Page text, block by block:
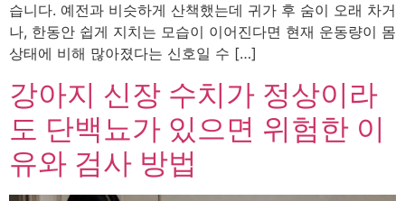
습니다. 예전과 비슷하게 산책했는데 귀가 후 숨이 오래 차거
나, 한동안 쉽게 지치는 모습이 이어진다면 현재 운동량이 몸
상태에 비해 많아졌다는 신호일 수 […]
강아지 신장 수치가 정상이라
도 단백뇨가 있으면 위험한 이
유와 검사 방법